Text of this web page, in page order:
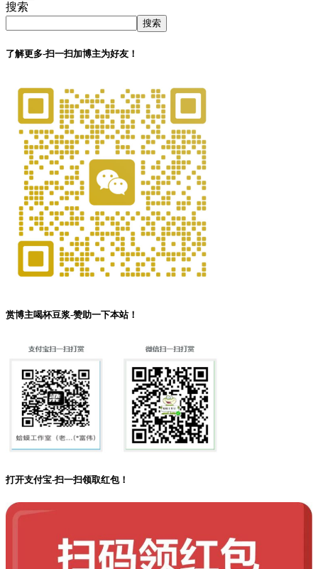
搜索
搜索
了解更多-扫一扫加博主为好友！
赏博主喝杯豆浆-赞助一下本站！
打开支付宝-扫一扫领取红包！